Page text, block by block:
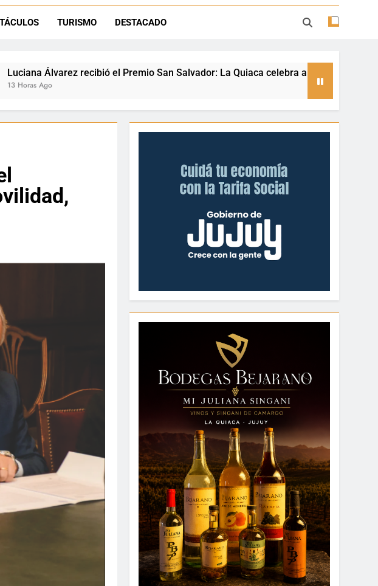
una gran celebración con juegos, espectáculos y regalos
TURISMO DESTACADO
Premio San Salvador: La Quiaca celebra a una referente nacional del taekwondo